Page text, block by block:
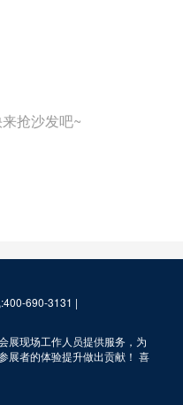
抢沙发吧~
690-3131 |
展现场工作人员提供服务，为
展者的体验提升做出贡献！ 喜